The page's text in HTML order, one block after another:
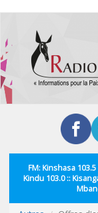
contenu
principal
FM: Kinshasa
Kindu 103.0 ::